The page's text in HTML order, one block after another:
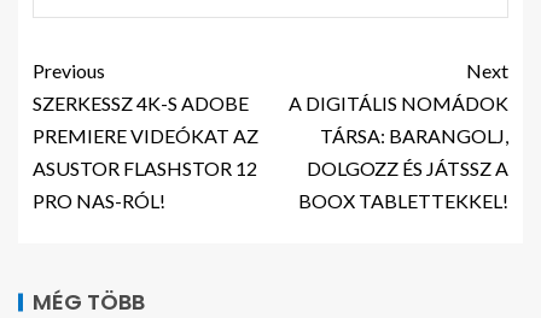
Previous
SZERKESSZ 4K-S ADOBE
PREMIERE VIDEÓKAT AZ
ASUSTOR FLASHSTOR 12
PRO NAS-RÓL!
Next
A DIGITÁLIS NOMÁDOK
TÁRSA: BARANGOLJ,
DOLGOZZ ÉS JÁTSSZ A
BOOX TABLETTEKKEL!
MÉG TÖBB